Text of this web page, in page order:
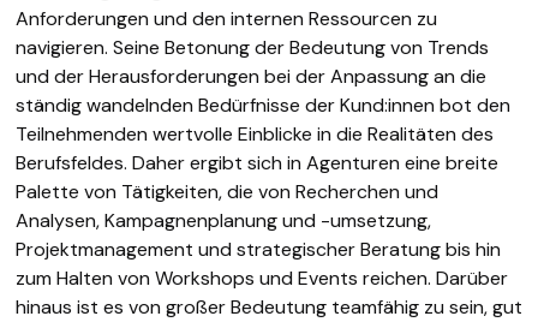
Anforderungen und den internen Ressourcen zu
navigieren. Seine Betonung der Bedeutung von Trends
und der Herausforderungen bei der Anpassung an die
ständig wandelnden Bedürfnisse der Kund:innen bot den
Teilnehmenden wertvolle Einblicke in die Realitäten des
Berufsfeldes. Daher ergibt sich in Agenturen eine breite
Palette von Tätigkeiten, die von Recherchen und
Analysen, Kampagnenplanung und -umsetzung,
Projektmanagement und strategischer Beratung bis hin
zum Halten von Workshops und Events reichen. Darüber
hinaus ist es von großer Bedeutung teamfähig zu sein, gut